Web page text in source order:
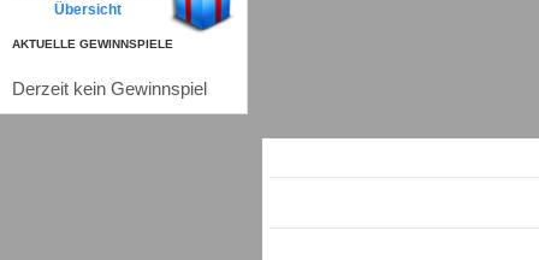
Übersicht
AKTUELLE GEWINNSPIELE
Derzeit kein Gewinnspiel